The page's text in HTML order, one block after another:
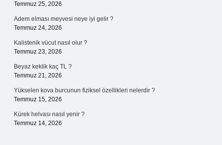
Temmuz 25, 2026
Adem elması meyvesi neye iyi gelir ?
Temmuz 24, 2026
Kalistenik vücut nasıl olur ?
Temmuz 23, 2026
Beyaz keklik kaç TL ?
Temmuz 21, 2026
Yükselen kova burcunun fiziksel özellikleri nelerdir ?
Temmuz 15, 2026
Kürek helvası nasıl yenir ?
Temmuz 14, 2026